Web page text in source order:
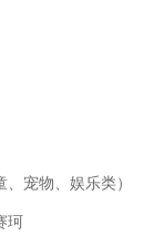
宠物、娱乐类）
珂